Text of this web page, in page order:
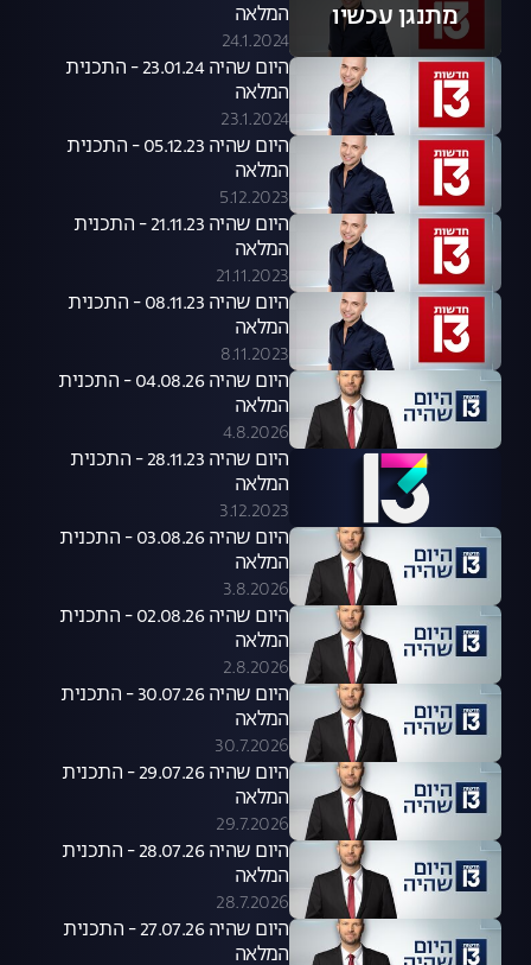
מתנגן עכשיו
המלאה
24.1.2024
היום שהיה 23.01.24 - התכנית
המלאה
23.1.2024
היום שהיה 05.12.23 - התכנית
המלאה
5.12.2023
היום שהיה 21.11.23 - התכנית
המלאה
21.11.2023
היום שהיה 08.11.23 - התכנית
המלאה
8.11.2023
היום שהיה 04.08.26 - התכנית
המלאה
4.8.2026
היום שהיה 28.11.23 - התכנית
המלאה
3.12.2023
היום שהיה 03.08.26 - התכנית
המלאה
3.8.2026
היום שהיה 02.08.26 - התכנית
המלאה
2.8.2026
היום שהיה 30.07.26 - התכנית
המלאה
30.7.2026
היום שהיה 29.07.26 - התכנית
המלאה
29.7.2026
היום שהיה 28.07.26 - התכנית
המלאה
28.7.2026
היום שהיה 27.07.26 - התכנית
המלאה